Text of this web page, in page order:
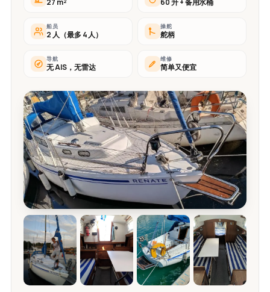
27 m² 60 升 + 备用水桶
船员
2 人（最多 4 人）
操舵
舵柄
导航
无 AIS，无雷达
维修
简单又便宜